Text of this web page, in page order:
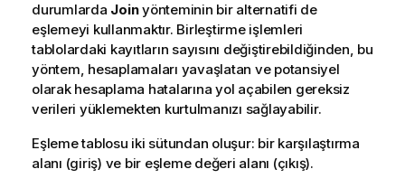
durumlarda Joinyönteminin bir alternatifi de
eşlemeyi kullanmaktır. Birleştirme işlemleri
tablolardaki kayıtların sayısını değiştirebildiğinden, bu
yöntem, hesaplamaları yavaşlatan ve potansiyel
olarak hesaplama hatalarına yol açabilen gereksiz
verileri yüklemekten kurtulmanızı sağlayabilir.
Eşleme tablosu iki sütundan oluşur: bir karşılaştırma
alanı (giriş) ve bir eşleme değeri alanı (çıkış).